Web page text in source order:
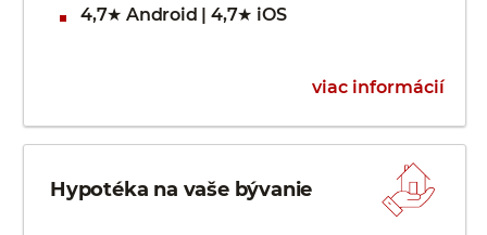
4,7★ Android | 4,7★ iOS
viac informácií
Hypotéka na vaše bývanie